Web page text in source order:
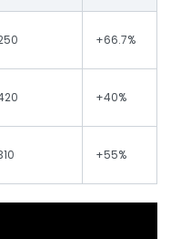
+66.7%
+40%
+55%